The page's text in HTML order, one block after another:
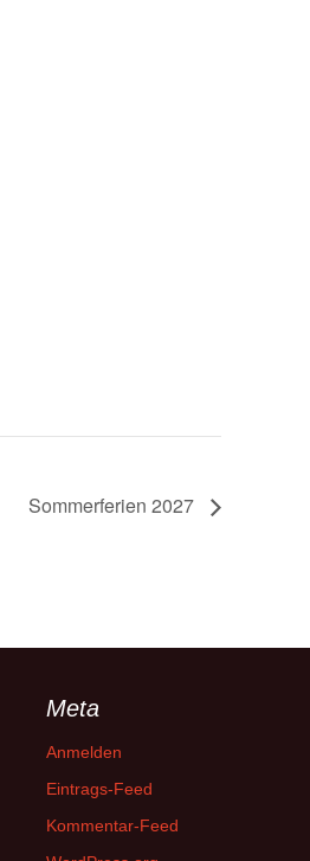
Sommerferien 2027
Meta
Anmelden
Eintrags-Feed
Kommentar-Feed